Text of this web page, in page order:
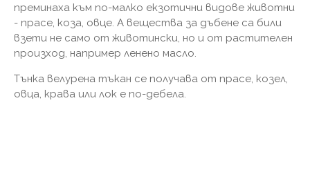
преминаха към по-малко екзотични видове животни
- прасе, коза, овце. А вещества за дъбене са били
взети не само от животински, но и от растителен
произход, например ленено масло.
Тънка велурена тъкан се получава от прасе, козел,
овца, крава или лок е по-дебела.